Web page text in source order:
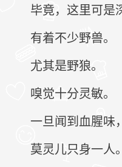
毕竟，这里可是
有着不少野兽。
尤其是野狼。
嗅觉十分灵敏。
一旦闻到血腥味
莫灵儿只身一人。